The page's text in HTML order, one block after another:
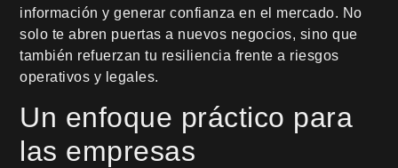
información y generar confianza en el mercado. No
solo te abren puertas a nuevos negocios, sino que
también refuerzan tu resiliencia frente a riesgos
operativos y legales.
Un enfoque práctico para
las empresas